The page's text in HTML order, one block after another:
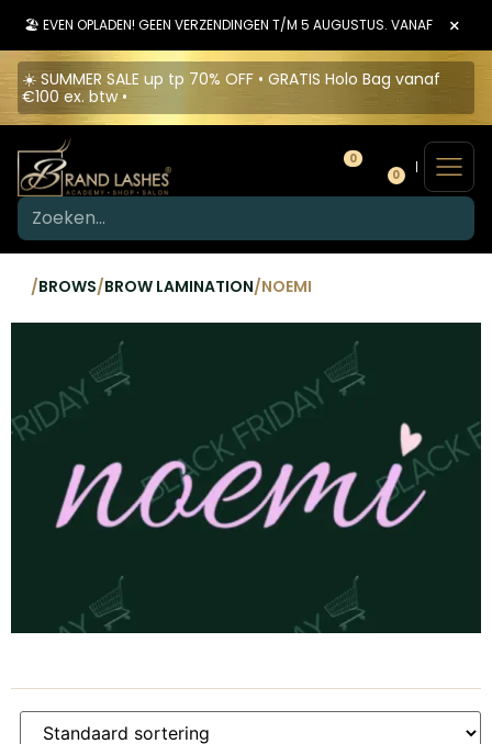
🏖️ EVEN OPLADEN! GEEN VERZENDINGEN T/M 5 AUGUSTUS. VANAF 6 ×
☀️ SUMMER SALE up tp 70% OFF • GRATIS Holo Bag vanaf
€100 ex. btw •
0
0
/BROWS/BROW LAMINATION/NOEMI